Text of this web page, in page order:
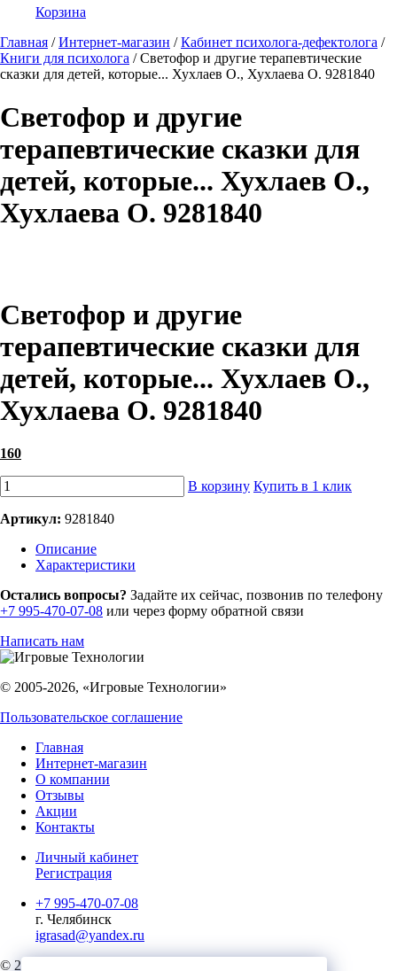
Корзина
Главная /Интернет-магазин /Кабинет психолога-дефектолога /
Книги для психолога /Светофор и другие терапевтические
сказки для детей, которые... Хухлаев О., Хухлаева О. 9281840
Светофор и другие
терапевтические сказки для
детей, которые... Хухлаев О.,
Хухлаева О. 9281840
Светофор и другие
терапевтические сказки для
детей, которые... Хухлаев О.,
Хухлаева О. 9281840
160
В корзину Купить в 1 клик
Артикул: 9281840
Описание
Характеристики
Остались вопросы? Задайте их сейчас, позвонив по телефону
+7 995-470-07-08 или через форму обратной связи
Написать нам
© 2005-2026, «Игровые Технологии»
Пользовательское соглашение
Главная
Интернет-магазин
О компании
Отзывы
Акции
Контакты
Личный кабинет
Регистрация
+7 995-470-07-08
г. Челябинск
igrasad@yandex.ru
© 2023, Игровые Технологии